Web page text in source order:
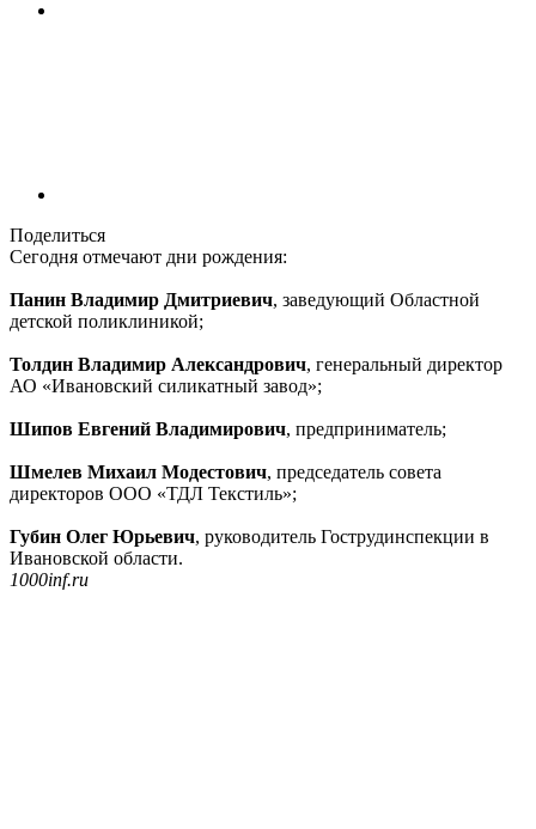
Поделиться
Сегодня отмечают дни рождения:
Панин Владимир Дмитриевич, заведующий Областной
детской поликлиникой;
Толдин Владимир Александрович, генеральный директор
АО «Ивановский силикатный завод»;
Шипов Евгений Владимирович, предприниматель;
Шмелев Михаил Модестович, председатель совета
директоров ООО «ТДЛ Текстиль»;
Губин Олег Юрьевич, руководитель Гострудинспекции в
Ивановской области.
1000inf.ru